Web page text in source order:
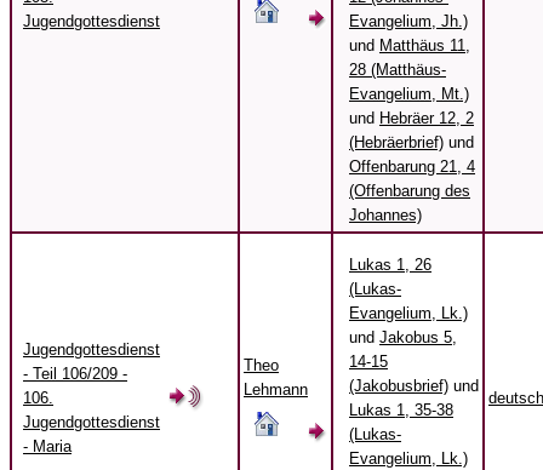
Jugendgottesdienst
Evangelium, Jh.)
und Matthäus 11,
28 (Matthäus-
Evangelium, Mt.)
und Hebräer 12, 2
(Hebräerbrief) und
Offenbarung 21, 4
(Offenbarung des
Johannes)
Jugendgottesdienst
- Teil 106/209 -
106.
Jugendgottesdienst
- Maria
Theo
Lehmann
Lukas 1, 26
(Lukas-
Evangelium, Lk.)
und Jakobus 5,
14-15
(Jakobusbrief) und
Lukas 1, 35-38
(Lukas-
Evangelium, Lk.)
deutsch